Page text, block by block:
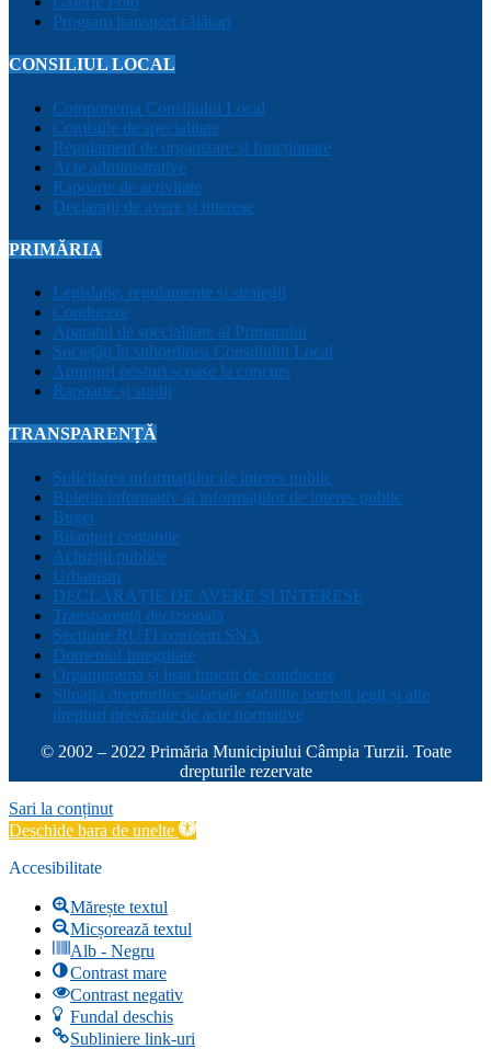
Program transport călători
CONSILIUL LOCAL
Componența Consiliului Local
Comisiile de specialitate
Regulament de organizare și funcționare
Acte administrative
Rapoarte de activitate
Declarații de avere și interese
PRIMĂRIA
Legislație, regulamente și strategii
Conducere
Aparatul de specialitate al Primarului
Sociețăți în subordinea Consiliului Local
Anunțuri posturi scoase la concurs
Rapoarte și studii
TRANSPARENȚĂ
Solicitarea informațiilor de interes public
Buletin informativ al informațiilor de interes public
Buget
Bilanțuri contabile
Achiziții publice
Urbanism
DECLARAȚIE DE AVERE ȘI INTERESE
Transparență decizională
Sectiune RUTI conform SNA
Domeniul Integritate
Organigramă și listă funcții de conducere
Situația drepturilor salariale stabilite potrivit legii și alte
drepturi prevăzute de acte normative
© 2002 – 2022 Primăria Municipiului Câmpia Turzii. Toate
drepturile rezervate
Sari la conținut
Deschide bara de unelte
Accesibilitate
Mărește textul
Micșorează textul
Alb - Negru
Contrast mare
Contrast negativ
Fundal deschis
Subliniere link-uri